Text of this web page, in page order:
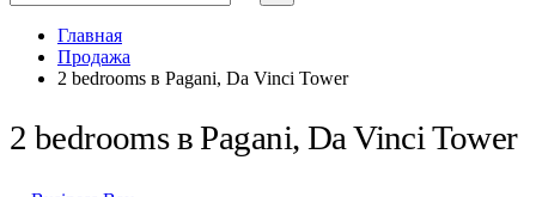
Главная
Продажа
2 bedrooms в Pagani, Da Vinci Tower
2 bedrooms в Pagani, Da Vinci Tower